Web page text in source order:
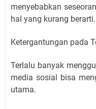
menyebabkan
hal yang kurang berarti.
Ketergantungan pada
Terlalu banyak
media sosial bisa
utama.